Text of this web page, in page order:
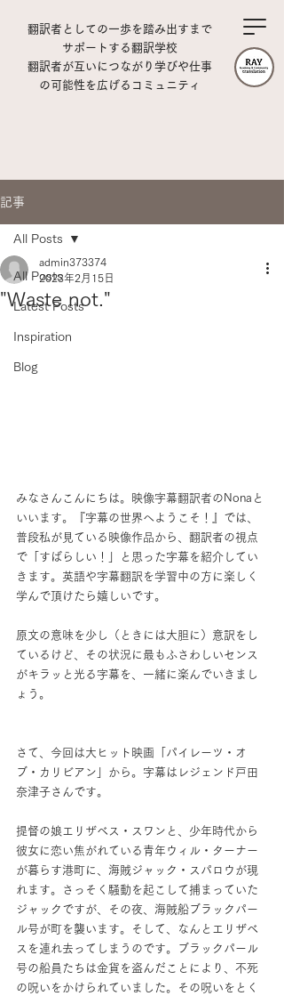
翻訳者としての一歩を踏み出すまで
サポートする翻訳学校
翻訳者が互いにつながり学びや仕事
の可能性を広げるコミュニティ
記事
All Posts
Latest Posts
Inspiration
Blog
All Posts
"Waste not."
admin373374
2023年2月15日
みなさんこんにちは。映像字幕翻訳者のNonaと
いいます。『字幕の世界へようこそ！』では、
普段私が見ている映像作品から、翻訳者の視点
で「すばらしい！」と思った字幕を紹介してい
きます。英語や字幕翻訳を学習中の方に楽しく
学んで頂けたら嬉しいです。
原文の意味を少し（ときには大胆に）意訳をし
ているけど、その状況に最もふさわしいセンス
がキラッと光る字幕を、一緒に楽んでいきまし
ょう。
さて、今回は大ヒット映画「パイレーツ・オ
ブ・カリビアン」から。字幕はレジェンド戸田
奈津子さんです。
提督の娘エリザベス・スワンと、少年時代から
彼女に恋い焦がれている青年ウィル・ターナー
が暮らす港町に、海賊ジャック・スパロウが現
れます。さっそく騒動を起こして捕まっていた
ジャックですが、その夜、海賊船ブラックパー
ル号が町を襲います。そして、なんとエリザベ
スを連れ去ってしまうのです。ブラックパール
号の船員たちは金貨を盗んだことにより、不死
の呪いをかけられていました。その呪いをとく